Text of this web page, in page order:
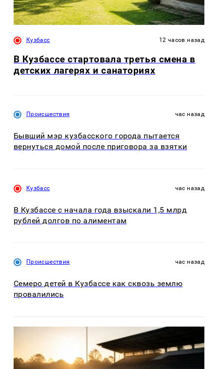
Кузбасс 12 часов назад
В Кузбассе стартовала третья смена в
детских лагерях и санаториях
Происшествия час назад
Бывший мэр кузбасского города пытается
вернуться домой после приговора за взятки
Кузбасс час назад
В Кузбассе с начала года взыскали 1,5 млрд
рублей долгов по алиментам
Происшествия час назад
Семеро детей в Кузбассе как сквозь землю
провалились